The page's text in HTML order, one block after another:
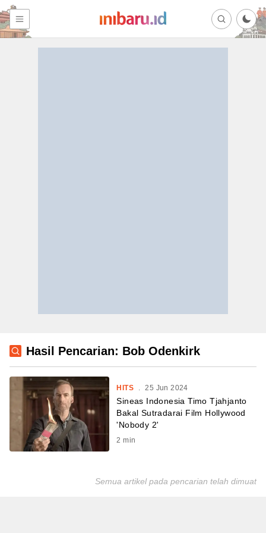
Hasil Pencarian: Bob Odenkirk
HITS . 25 Jun 2024
Sineas Indonesia Timo Tjahjanto
Bakal Sutradarai Film Hollywood
'Nobody 2'
2 min
Semua artikel pada pencarian telah dimuat